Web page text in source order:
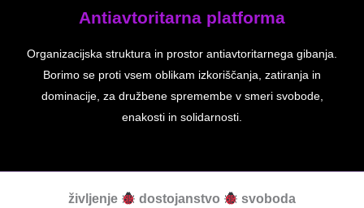
Antiavtoritarna platforma
Organizacijska struktura in prostor antiavtoritarnega gibanja.
Borimo se proti vsem oblikam izkoriščanja, zatiranja in
dominacije, za družbene spremembe v smeri svobode,
enakosti in solidarnosti.
življenje dostojanstvo svoboda